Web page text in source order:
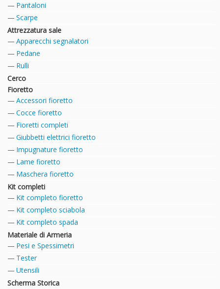
Pantaloni
Scarpe
Attrezzatura sale
Apparecchi segnalatori
Pedane
Rulli
Cerco
Fioretto
Accessori fioretto
Cocce fioretto
Fioretti completi
Giubbetti elettrici fioretto
Impugnature fioretto
Lame fioretto
Maschera fioretto
Kit completi
Kit completo fioretto
Kit completo sciabola
Kit completo spada
Materiale di Armeria
Pesi e Spessimetri
Tester
Utensili
Scherma Storica